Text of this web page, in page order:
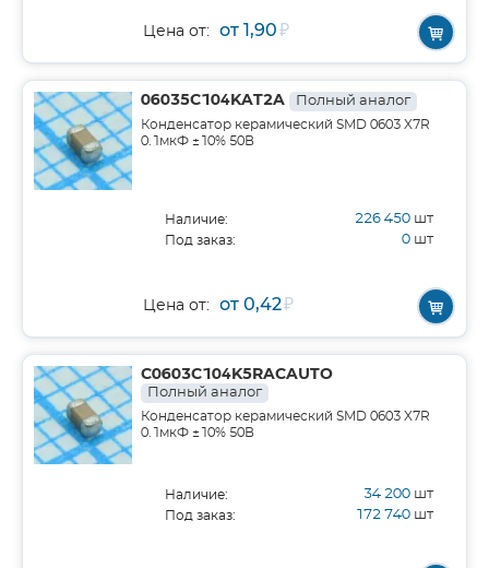
Цена от: от 1,90₽
06035C104KAT2A Полный аналог
Конденсатор керамический SMD 0603 X7R
0.1мкФ ±10% 50В
Наличие: 226 450 шт
Под заказ: 0 шт
Цена от: от 0,42₽
C0603C104K5RACAUTO
Полный аналог
Конденсатор керамический SMD 0603 X7R
0.1мкФ ±10% 50В
Наличие: 34 200 шт
Под заказ: 172 740 шт